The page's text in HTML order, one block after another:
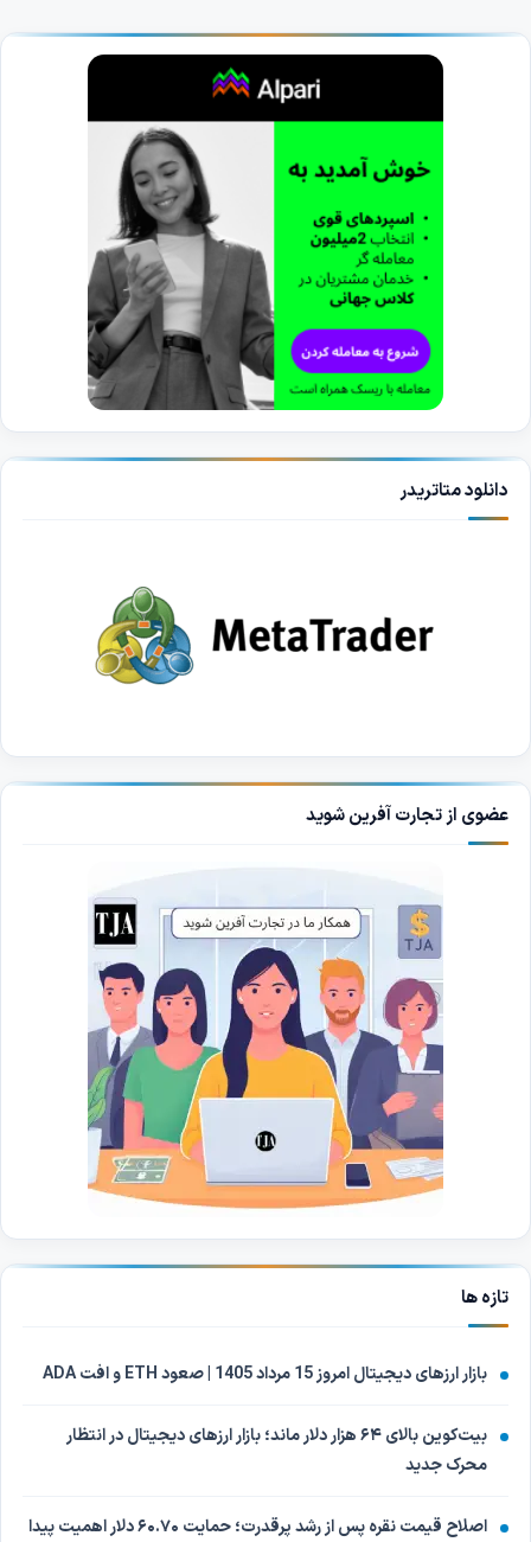
دانلود متاتریدر
عضوی از تجارت آفرین شوید
تازه ها
بازار ارزهای دیجیتال امروز 15 مرداد 1405 | صعود ETH و افت ADA
بیت‌کوین بالای ۶۴ هزار دلار ماند؛ بازار ارزهای دیجیتال در انتظار
محرک جدید
اصلاح قیمت نقره پس از رشد پرقدرت؛ حمایت ۶۰.۷۰ دلار اهمیت پیدا